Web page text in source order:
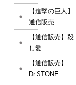
【進撃の巨人】
通信販売
【通信販売】殺
し愛
【通信販売】
Dr.STONE